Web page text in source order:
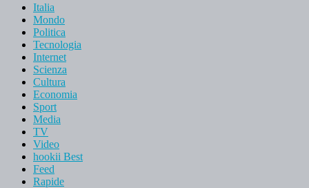
Italia
Mondo
Politica
Tecnologia
Internet
Scienza
Cultura
Economia
Sport
Media
TV
Video
hookii Best
Feed
Rapide